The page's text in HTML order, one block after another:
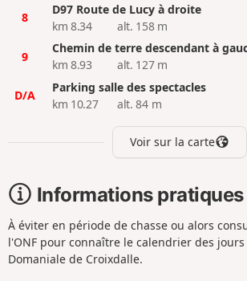
8
D97 Route de Lucy à droite
km 8.34
alt. 158 m
9
Chemin de terre descendant à
km 8.93
alt. 127 m
D/A
Parking salle des spectacles
km 10.27
alt. 84 m
Voir sur la carte
Informations pratiques
À éviter en période de chasse ou alors
l'ONF pour connaître le calendrier des jours
Domaniale de Croixdalle.